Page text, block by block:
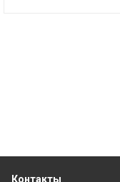
Контакты